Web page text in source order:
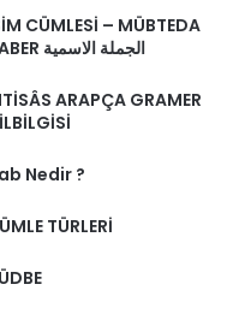
CÜMLESİ – MÜBTEDA
HABER الجملة الاسمية
ARAPÇA GRAMER
Nedir ?
TÜRLERİ